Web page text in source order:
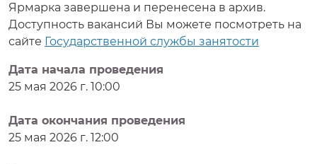
Ярмарка завершена и перенесена в архив.
Доступность вакансий Вы можете посмотреть на
сайте Государственной службы занятости
Дата начала проведения
25 мая 2026 г. 10:00
Дата окончания проведения
25 мая 2026 г. 12:00